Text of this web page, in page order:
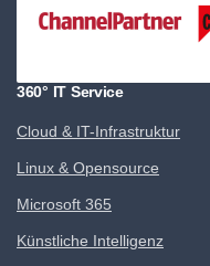
360° IT Service
Cloud & IT-Infrastruktur
Linux & Opensource
Microsoft 365
Künstliche Intelligenz